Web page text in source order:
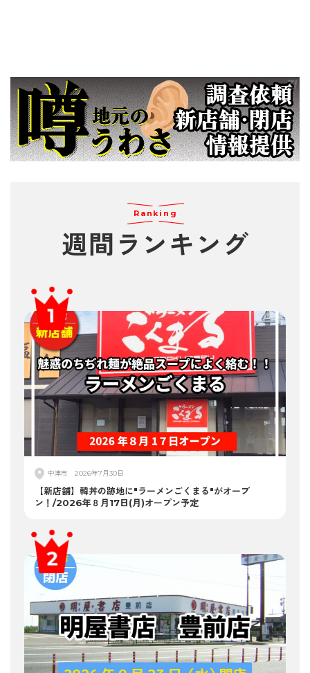
Ranking
週間 ランキング
中津市 2026年7月30日
【新店舗】韓丼の跡地に"ラーメンごくまる"がオープ
ン！/2026年８月17日(月)オープン予定